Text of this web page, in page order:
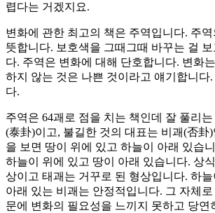
렵다는 거겠지요.
변화에 관한 최고의 책은 주역입니다. 주
뜻합니다. 보호색을 그때그때 바꾸는 걸 보
다. 주역은 변화에 대해 단호합니다. 변화
하지 않는 것은 나쁜 것이라고 얘기합니다.
다.
주역은 64괘로 점을 치는 책인데 잘 풀리
(泰卦)이고, 불길한 것의 대표는 비괘(否卦
을 보면 땅이 위에 있고 하늘이 아래 있습
하늘이 위에 있고 땅이 아래 있습니다. 상
상이고 태괘는 거꾸로 된 형상입니다. 하늘
아래 있는 비괘는 안정적입니다. 그 자체
문에 변화의 필요성을 느끼지 못하고 당연